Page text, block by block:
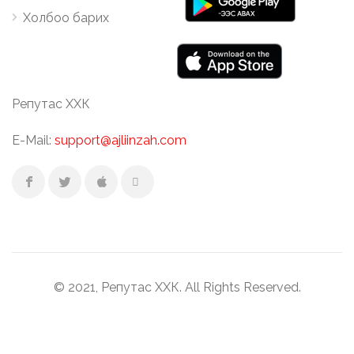
Холбоо барих
Репутас ХХК
E-Mail: support@ajliinzah.com
© 2021, Репутас ХХК. All Rights Reserved.